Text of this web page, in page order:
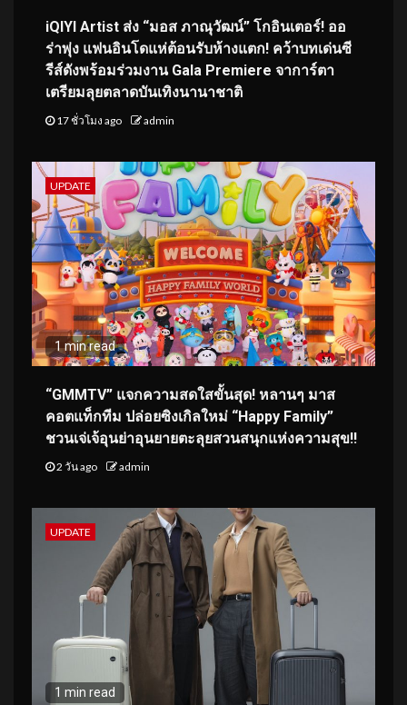
iQIYI Artist ส่ง “มอส ภาณุวัฒน์” โกอินเตอร์! ออ
ร่าพุ่ง แฟนอินโดแห่ต้อนรับห้างแตก! คว้าบทเด่นซี
รีส์ดังพร้อมร่วมงาน Gala Premiere จาการ์ตา
เตรียมลุยตลาดบันเทิงนานาชาติ
17 ชั่วโมง ago admin
UPDATE
1 min read
“GMMTV” แจกความสดใสขั้นสุด! หลานๆ มาส
คอตแท็กทีม ปล่อยซิงเกิลใหม่ “Happy Family”
ชวนเจ่เจ้อุนย่าอุนยายตะลุยสวนสนุกแห่งความสุข!!
2 วัน ago admin
UPDATE
1 min read